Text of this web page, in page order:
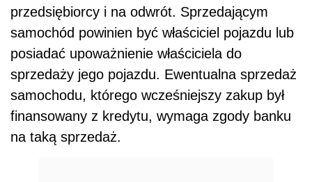
przedsiębiorcy i na odwrót. Sprzedającym
samochód powinien być właściciel pojazdu lub
posiadać upoważnienie właściciela do
sprzedaży jego pojazdu. Ewentualna sprzedaż
samochodu, którego wcześniejszy zakup był
finansowany z kredytu, wymaga zgody banku
na taką sprzedaż.